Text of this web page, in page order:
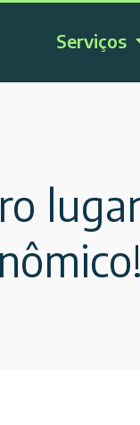
Serviços